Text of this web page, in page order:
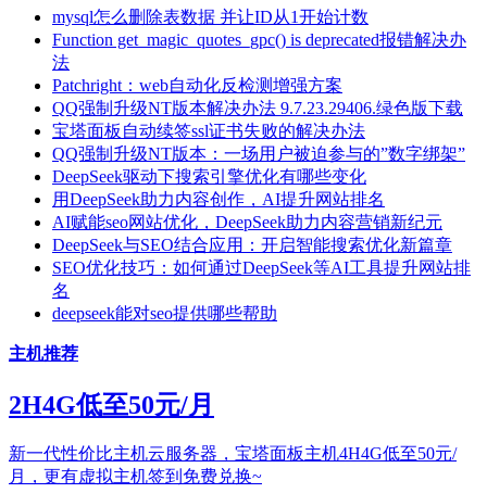
mysql怎么删除表数据 并让ID从1开始计数
Function get_magic_quotes_gpc() is deprecated报错解决办
法
Patchright：web自动化反检测增强方案
QQ强制升级NT版本解决办法 9.7.23.29406.绿色版下载
宝塔面板自动续签ssl证书失败的解决办法
QQ强制升级NT版本：一场用户被迫参与的”数字绑架”
DeepSeek驱动下搜索引擎优化有哪些变化
用DeepSeek助力内容创作，AI提升网站排名
AI赋能seo网站优化，DeepSeek助力内容营销新纪元
DeepSeek与SEO结合应用：开启智能搜索优化新篇章
SEO优化技巧：如何通过DeepSeek等AI工具提升网站排
名
deepseek能对seo提供哪些帮助
主机推荐
2H4G低至50元/月
新一代性价比主机云服务器，宝塔面板主机4H4G低至50元/
月，更有虚拟主机签到免费兑换~